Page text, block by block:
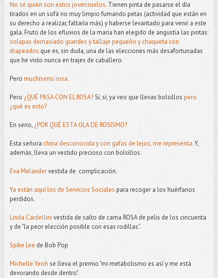
No sé quién son estos jovenzuelos. Tienen pinta de pasarse el día
tirados en un sofá no muy limpio fumando petas (actividad que están en
su derecho a realizar, faltaría más) y haberse levantado para venir a este
gala. Fruto de los efluvios de la maria han elegido de angustia las pintas:
solapas demasiado grandes y tallaje pequeño y chaqueta con
drapeados que es, sin duda, una de las elecciones más desafortunadas
que he visto nunca en trajes de caballero.
Pero muchísimo rosa.
Pero ¿QUÉ PASA CON EL ROSA?Sí, sí, ya veo que llevas bolsillos pero
¿qué es esto?
En serio, ¿POR QUÉ ESTA OLA DE ROSISMO?
Esta señora china desconocida y con gafas de lejos, me representa.Y,
además, lleva un vestido precioso con bolsillos.
Eva Melandervestida de complicación.
Ya están aquí los de Servicios Sociales para recoger a los huérfanos
perdidos.
Linda Cardellini vestida de salto de cama ROSA de pelis de los cincuenta
y de "la peor elección posible con esas rodillas".
Spike Lee de Bob Pop
Michelle Yeoh se lleva el premio "mi metabolismo es así y me está
devorando desde dentro".